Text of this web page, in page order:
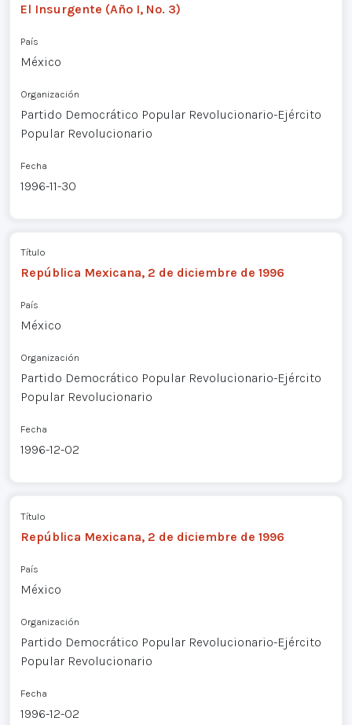
El Insurgente (Año I, No. 3)
País
México
Organización
Partido Democrático Popular Revolucionario-Ejército
Popular Revolucionario
Fecha
1996-11-30
Título
República Mexicana, 2 de diciembre de 1996
País
México
Organización
Partido Democrático Popular Revolucionario-Ejército
Popular Revolucionario
Fecha
1996-12-02
Título
República Mexicana, 2 de diciembre de 1996
País
México
Organización
Partido Democrático Popular Revolucionario-Ejército
Popular Revolucionario
Fecha
1996-12-02